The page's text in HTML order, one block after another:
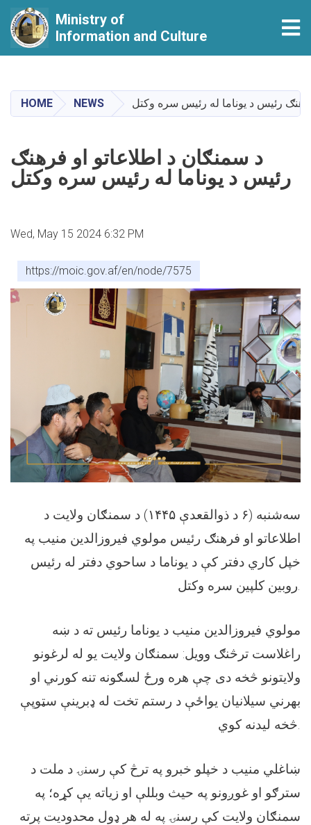
content
Ministry of
Information and Culture
HOME NEWS رئيس د يوناما له رئيس سره وکتل
د سمنګان د اطلاعاتو او فرهنګ
رئيس د يوناما له رئيس سره وکتل
Wed, May 15 2024 6:32 PM
https://moic.gov.af/en/node/7575
سه‌شنبه (۶ د ذوالقعدې ۱۴۴۵) د سمنګان ولايت د
اطلاعاتو او فرهنګ رئيس مولوي فیروزالدين منيب په
خپل کاري دفتر کې د يوناما د ساحوي دفتر له رئيس
مولوي فیروزالدين منيب د يوناما رئيس ته د ښه
راغلاست ترڅنګ وويل: سمنګان ولايت يو له لرغونو
ولايتونو څخه دی چې هره ورځ لسګونه تنه کورني او
بهرني سیلانيان يواځې د رستم تخت له ډبرينې سټوپې
ښاغلي منيب د خپلو خبرو په ترڅ کې رسنۍ د ملت د
سترګو او غوږونو په حیث وبللې او زياته يې کړه؛ په
سمنګان ولايت کې رسنۍ په له هر ډول محدوديت پرته